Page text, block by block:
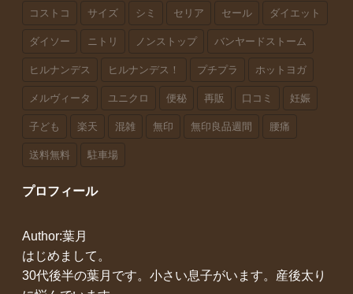
コストコ サイズ シミ セリア セール ダイエット
ダイソー ニトリ ノンストップ バンヤードストーム
ヒルナンデス ヒルナンデス！ プチプラ ホットヨガ
メルヴィータ ユニクロ 便秘 再販 口コミ 妊娠
子ども 楽天 混雑 無印 無印良品週間 腰痛
送料無料 駐車場
プロフィール
Author:葉月
はじめまして。
30代後半の葉月です。小さい息子がいます。産後太り